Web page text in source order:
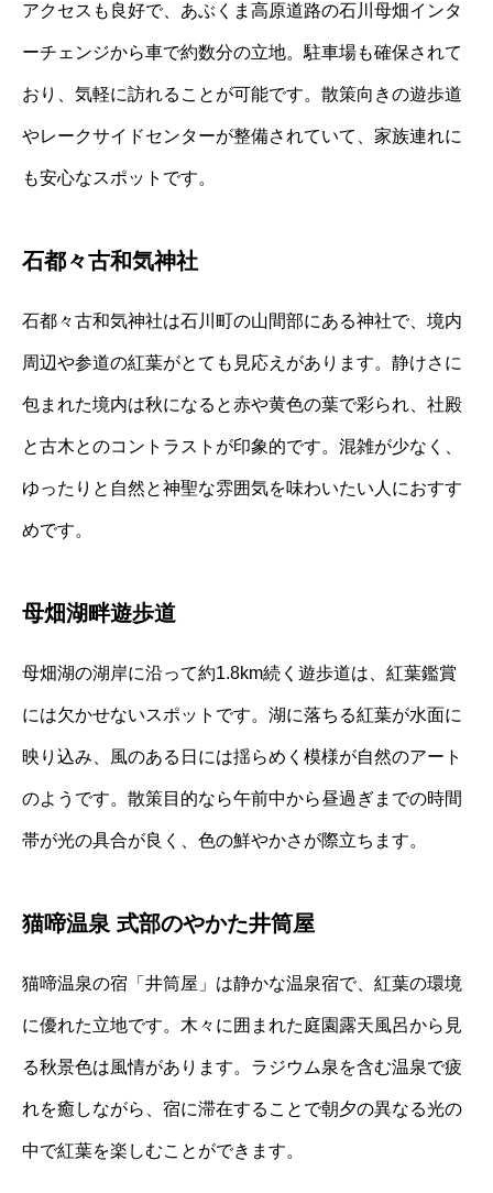
アクセスも良好で、あぶくま高原道路の石川母畑インタ
ーチェンジから車で約数分の立地。駐車場も確保されて
おり、気軽に訪れることが可能です。散策向きの遊歩道
やレークサイドセンターが整備されていて、家族連れに
も安心なスポットです。
石都々古和気神社
石都々古和気神社は石川町の山間部にある神社で、境内
周辺や参道の紅葉がとても見応えがあります。静けさに
包まれた境内は秋になると赤や黄色の葉で彩られ、社殿
と古木とのコントラストが印象的です。混雑が少なく、
ゆったりと自然と神聖な雰囲気を味わいたい人におすす
めです。
母畑湖畔遊歩道
母畑湖の湖岸に沿って約1.8km続く遊歩道は、紅葉鑑賞
には欠かせないスポットです。湖に落ちる紅葉が水面に
映り込み、風のある日には揺らめく模様が自然のアート
のようです。散策目的なら午前中から昼過ぎまでの時間
帯が光の具合が良く、色の鮮やかさが際立ちます。
猫啼温泉 式部のやかた井筒屋
猫啼温泉の宿「井筒屋」は静かな温泉宿で、紅葉の環境
に優れた立地です。木々に囲まれた庭園露天風呂から見
る秋景色は風情があります。ラジウム泉を含む温泉で疲
れを癒しながら、宿に滞在することで朝夕の異なる光の
中で紅葉を楽しむことができます。